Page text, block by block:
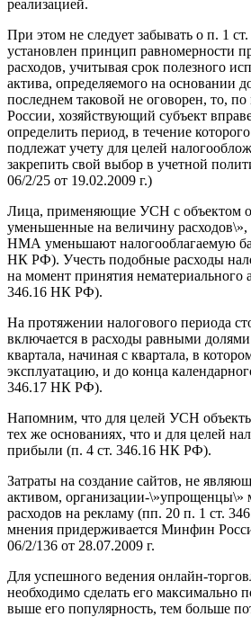
реализацией.
При этом не следует забывать о п. 1
установлен принцип равномерности
расходов, учитывая срок полезного
актива, определяемого на основании
последнем таковой не оговорен, то,
России, хозяйствующий субъект
определить период, в течение
подлежат учету для целей
закрепить свой выбор в учетной
06/2/25 от 19.02.2009 г.)
Лица, применяющие УСН с объектом
уменьшенные на величину расходов\»,
НМА уменьшают налогооблагаемую
НК РФ). Учесть подобные расходы
на момент принятия нематериального
346.16 НК РФ).
На протяжении налогового периода
включается в расходы равными
квартала, начиная с квартала, в
эксплуатацию, и до конца
346.17 НК РФ).
Напомним, что для целей УСН
тех же основаниях, что и для целей
прибыли (п. 4 ст. 346.16 НК РФ).
Затраты на создание сайтов, не
активом, организации-\»упрощенцы\»
расходов на рекламу (пп. 20 п. 1 ст.
мнения придерживается Минфин
06/2/136 от 28.07.2009 г.
Для успешного ведения онлайн-
необходимо сделать его максимально
выше его популярность, тем больше